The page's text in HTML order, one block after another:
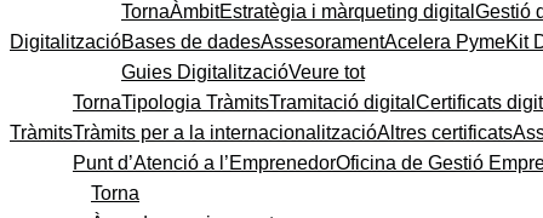
Digitalització
TornaÀmbitEstratègia i màrqueting digital Gestió
Bases de dadesAssesoramentAcelera PymeKit
Guies DigitalitzacióVeure tot
Tràmits
TornaTipologia TràmitsTramitació digital Certificats
Tràmits per a la internacionalitzacióAltres certificats
Punt d’Atenció a l’EmprenedorOficina de Gestió
Torna